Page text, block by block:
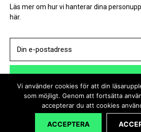
Läs mer om hur vi hanterar dina
här.
Vi använder cookies för att din
som möjligt. Genom att fortsätta
accepterar du att cookies
ACCEPTERA